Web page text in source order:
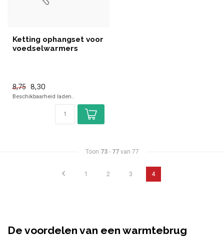
Ketting ophangset voor
voedselwarmers
8,75 8,30
Beschikbaarheid laden..
Toon 73- 77van 77
1 2 3 4
De voordelen van een warmtebrug